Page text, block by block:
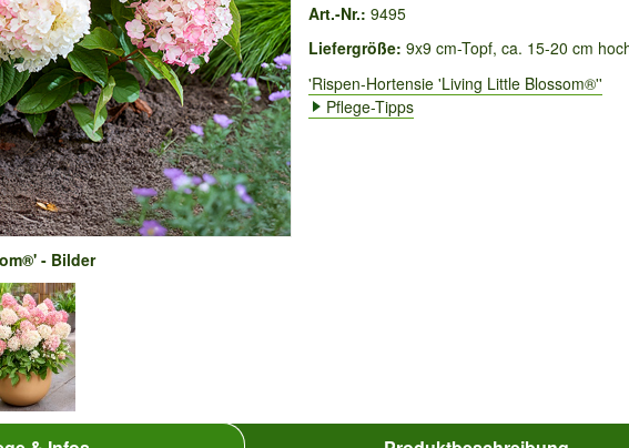
Art.-Nr.: 9495
Liefergröße: 9x9 cm-Topf, ca. 15-20 cm
'Rispen-Hortensie 'Living Little Blossom®''
Pflege-Tipps
- Bilder